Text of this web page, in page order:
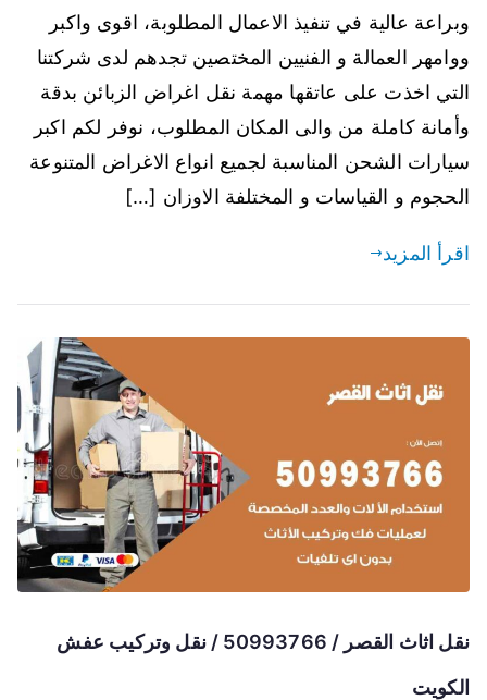
وبراعة عالية في تنفيذ الاعمال المطلوبة، اقوى واكبر
ووامهر العمالة و الفنيين المختصين تجدهم لدى شركتنا
التي اخذت على عاتقها مهمة نقل اغراض الزبائن بدقة
وأمانة كاملة من والى المكان المطلوب، نوفر لكم اكبر
سيارات الشحن المناسبة لجميع انواع الاغراض المتنوعة
الحجوم و القياسات و المختلفة الاوزان […]
اقرأ المزيد
نقل اثاث القصر / 50993766 / نقل وتركيب عفش
الكويت